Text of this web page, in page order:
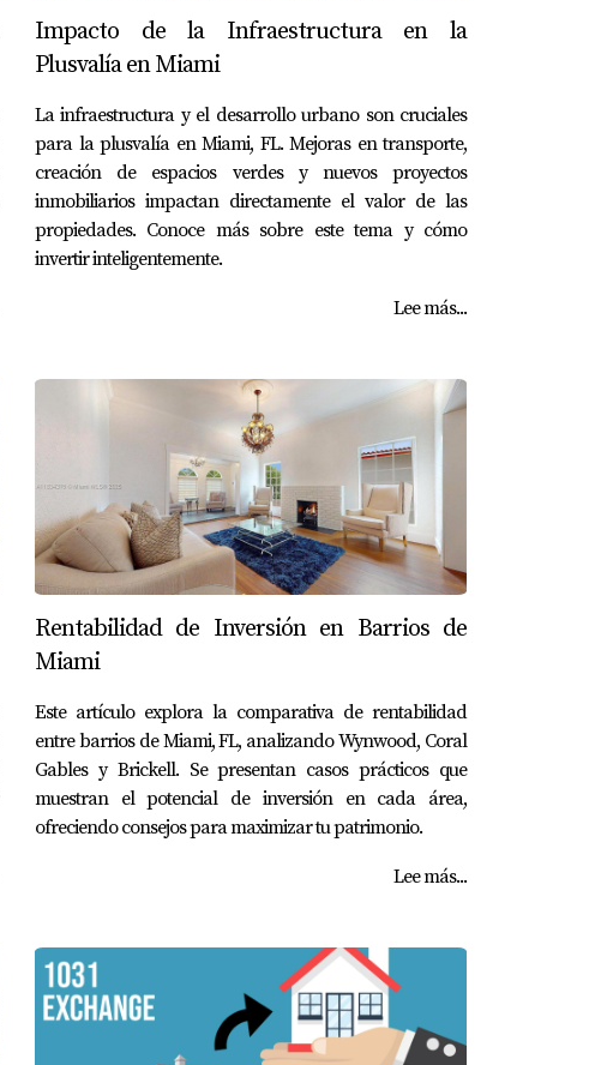
Impacto de la Infraestructura en la
Plusvalía en Miami
La infraestructura y el desarrollo urbano son cruciales
para la plusvalía en Miami, FL. Mejoras en transporte,
creación de espacios verdes y nuevos proyectos
inmobiliarios impactan directamente el valor de las
propiedades. Conoce más sobre este tema y cómo
invertir inteligentemente.
Lee más...
Rentabilidad de Inversión en Barrios de
Miami
Este artículo explora la comparativa de rentabilidad
entre barrios de Miami, FL, analizando Wynwood, Coral
Gables y Brickell. Se presentan casos prácticos que
muestran el potencial de inversión en cada área,
ofreciendo consejos para maximizar tu patrimonio.
Lee más...